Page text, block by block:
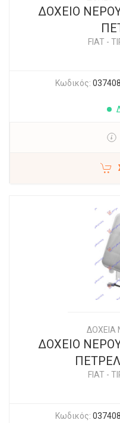
ΔΟΧΕΙΟ
FIAT -
Κωδικός:
ΔΟΧΕΙΑ
ΔΟΧΕΙΟ
FIAT -
Κωδικός: